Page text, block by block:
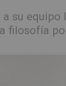
su
filosofía